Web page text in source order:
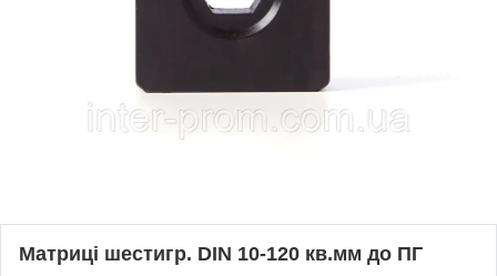
Матриці шестигр. DIN 10-120 кв.мм до ПГ